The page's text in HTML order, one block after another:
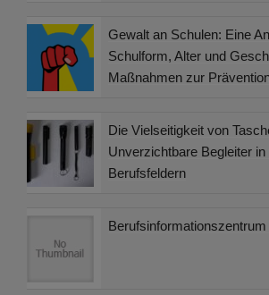
Gewalt an Schulen: Eine
Schulform, Alter und
Maßnahmen zur
Die Vielseitigkeit von
Unverzichtbare Begleiter
Berufsfeldern